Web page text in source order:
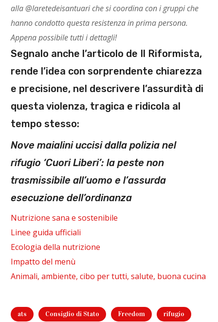
alla @laretedeisantuari che si coordina con i gruppi che
hanno condotto questa resistenza in prima persona.
Appena possibile tutti i dettagli!
Segnalo anche l’articolo de Il Riformista,
rende l’idea con sorprendente chiarezza
e precisione, nel descrivere l’assurdità di
questa violenza, tragica e ridicola al
tempo stesso:
Nove maialini uccisi dalla polizia nel
rifugio ‘Cuori Liberi’: la peste non
trasmissibile all’uomo e l’assurda
esecuzione dell’ordinanza
Nutrizione sana e sostenibile
Linee guida ufficiali
Ecologia della nutrizione
Impatto del menù
Animali, ambiente, cibo per tutti, salute, buona cucina
ats Consiglio di Stato Freedom rifugio